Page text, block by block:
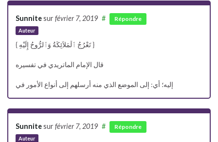
Sunnitesur février 7, 2019
Auteur
# Répondre
{ تَعْرُجُ ٱلْمَلاَئِكَةُ وَٱلرُّوحُ إِلَيْهِ }
قال الإمام الماتريدي في تفسيره
إليه؛ أي: إلى الموضع الذي منه أرسلهم إلى أنواع الأمور في
Sunnitesur février 7, 2019
Auteur
# Répondre